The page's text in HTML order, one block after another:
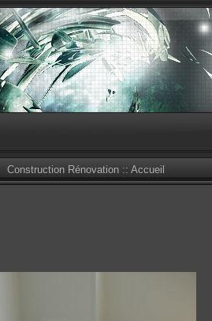
Construction Rénovation :: Accueil